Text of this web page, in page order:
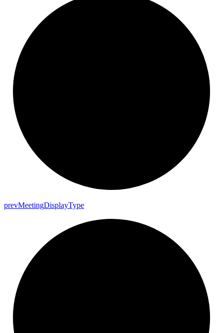
prevMeetingDisplayType